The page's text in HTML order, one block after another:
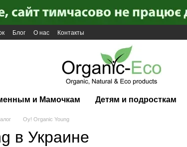
Блог О нас Контакты
и Мамочкам Детям и подросткам
Oy! Organic Young
в Украине